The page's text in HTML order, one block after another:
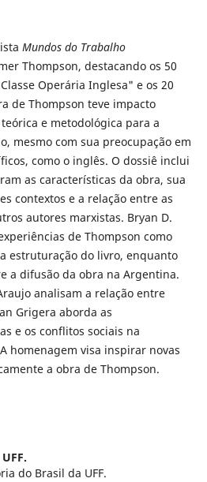
Mundos do Trabalho
Thompson, destacando os 50
Operária Inglesa" e os 20
de Thompson teve impacto
e metodológica para a
mesmo com sua preocupação em
como o inglês. O dossiê inclui
as características da obra, sua
contextos e a relação entre as
autores marxistas. Bryan D.
de Thompson como
estruturação do livro, enquanto
a difusão da obra na Argentina.
analisam a relação entre
Grigera aborda as
e os conflitos sociais na
homenagem visa inspirar novas
a obra de Thompson.
UFF.
do Brasil da UFF.